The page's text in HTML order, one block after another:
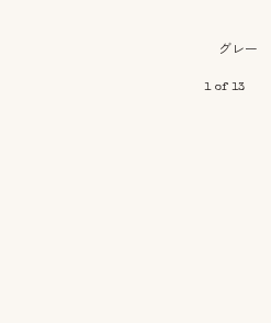
グレー
1of 13